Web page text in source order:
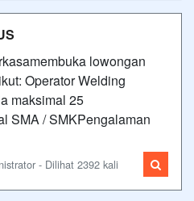
lowongan
Operator Welding
maksimal 25
SMA / SMKPengalaman
- Dilihat 2392 kali